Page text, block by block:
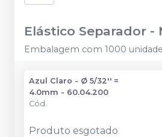
Elástico Separador -
Embalagem com 1000
Azul Claro - Ø 5/32'' =
4.0mm - 60.04.200
Cód.
Produto esgotado